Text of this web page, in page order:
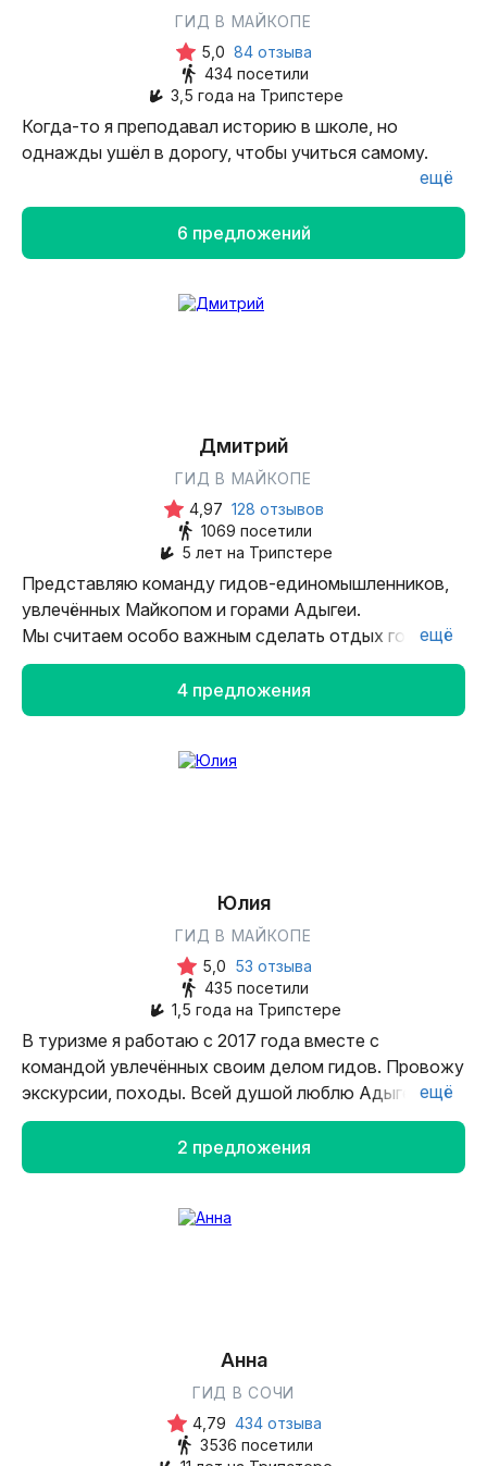
ГИД В МАЙКОПЕ
5,0 84 отзыва
434 посетили
3,5 года на Трипстере
Когда-то я преподавал историю в школе, но
однажды ушёл в дорогу, чтобы учиться самому.
Я добрался до Магадана, Оймякона и Верхоянска,
несколько раз пересёк Колыму — с удочкой, с
мечтой и с желанием понять, что такое настоящая
Там, среди вечной мерзлоты, я понял: главное в
путешествии — это люди. Именно они делают
любое место по-настоящему тёплым.
Теперь я провожу экскурсии по родной Адыгее и
не гостем, а своим.
Поехали, покажу!
ещё
6 предложений
Дмитрий
ГИД В МАЙКОПЕ
4,97 128 отзывов
1069 посетили
5 лет на Трипстере
Представляю команду гидов-единомышленников,
увлечённых Майкопом и горами Адыгеи.
Мы считаем особо важным сделать отдых гостей
интересным и познавательным, за короткий
промежуток времени познакомить с основными
аспектами истории города и региона, а также
путешествию в горы Адыгеи. Уверен, что нам
ещё
4 предложения
Юлия
ГИД В МАЙКОПЕ
5,0 53 отзыва
435 посетили
1,5 года на Трипстере
В туризме я работаю с 2017 года вместе с
командой увлечённых своим делом гидов. Провожу
экскурсии, походы. Всей душой люблю Адыгею и
буду очень рада познакомить и вас с нашей
солнечной республикой, показать невероятно
красивые пейзажи, рассказать интересные истории
чтобы вы обязательно захотели вернуться!
ещё
2 предложения
Анна
ГИД В СОЧИ
4,79 434 отзыва
3536 посетили